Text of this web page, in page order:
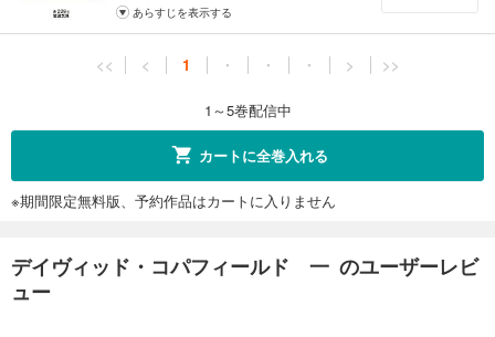
あらすじを表示する
<< < 1 ・ ・ ・ > >>
1～5巻配信中
カートに全巻入れる
※期間限定無料版、予約作品はカートに入りません
デイヴィッド・コパフィールド 一 のユーザーレビ
ュー